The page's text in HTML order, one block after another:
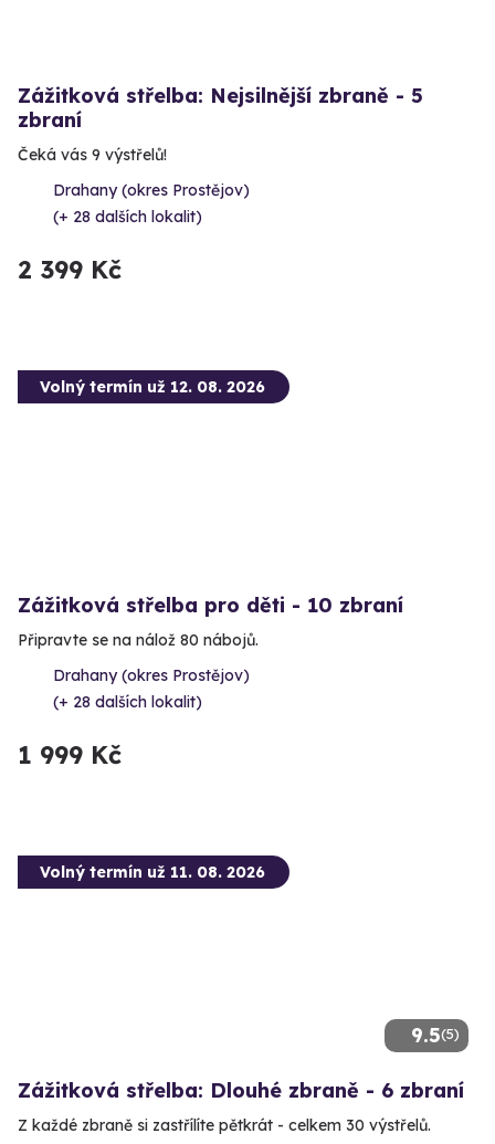
Zážitková střelba: Nejsilnější zbraně - 5
zbraní
Čeká vás 9 výstřelů!
Drahany (okres Prostějov)
(+ 28 dalších lokalit)
2 399 Kč
Volný termín už 12. 08. 2026
Zážitková střelba pro děti - 10 zbraní
Připravte se na nálož 80 nábojů.
Drahany (okres Prostějov)
(+ 28 dalších lokalit)
1 999 Kč
9.5(5)
Volný termín už 11. 08. 2026
Zážitková střelba: Dlouhé zbraně - 6 zbraní
Z každé zbraně si zastřílíte pětkrát - celkem 30 výstřelů.